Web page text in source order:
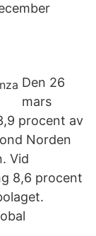
Den 26
mars
procent av
Norden
Vid
8,6 procent